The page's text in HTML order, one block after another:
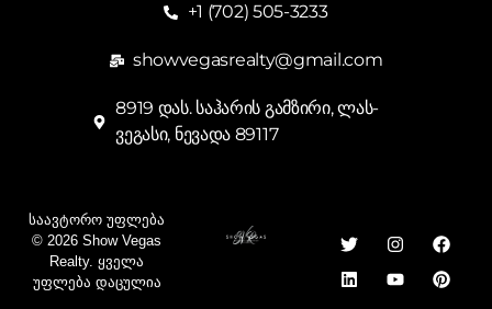
+1 (702) 505-3233
showvegasrealty@gmail.com
8919 დას. საჰარის გამზირი, ლას-
ვეგასი, ნევადა 89117
Საავტორო Უფლება
© 2026 Show Vegas
Realty. Ყველა
Უფლება Დაცულია